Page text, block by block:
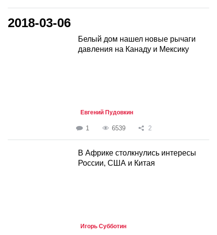
2018-03-06
Белый дом нашел новые рычаги
давления на Канаду и Мексику
Евгений Пудовкин
1 6539 2
В Африке столкнулись интересы
России, США и Китая
Игорь Субботин